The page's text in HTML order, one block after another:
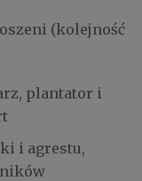
(kolejność
plantator i
i agrestu,